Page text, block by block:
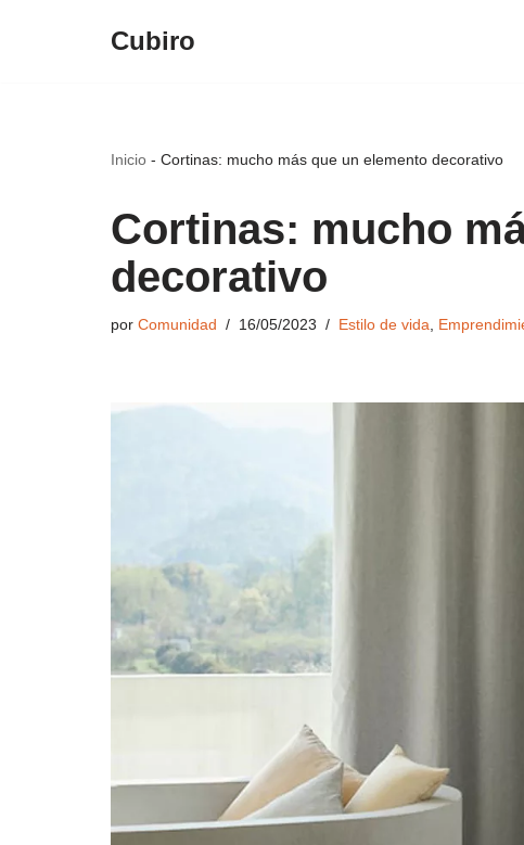
Cubiro
Inicio - Cortinas: mucho más que un elemento decorativo
Cortinas: mucho
decorativo
por Comunidad 16/05/2023 Estilo de vida